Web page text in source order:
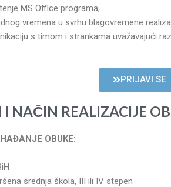
MS Office programa,
vremena u svrhu blagovremene
s timom i strankama uvažavajući
PRIJAVI SE
I NAČIN REALIZACIJE
OBUKE:
srednja škola, III ili IV stepen